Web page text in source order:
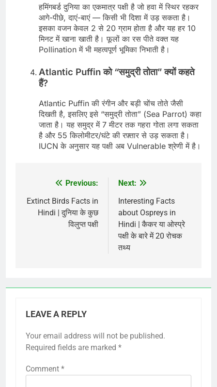
हमिंगबर्ड दुनिया का एकमात्र पक्षी है जो हवा में स्थिर रहकर
आगे-पीछे, दाएं-बाएं — किसी भी दिशा में उड़ सकता है।
इसका वजन केवल 2 से 20 ग्राम होता है और यह हर 10
मिनट में खाना खाती है। फूलों का रस पीते वक्त यह
Pollination में भी महत्वपूर्ण भूमिका निभाती है।
Atlantic Puffin को “समुद्री तोता” क्यों कहते
हैं?
Atlantic Puffin की रंगीन और बड़ी चोंच तोते जैसी
दिखती है, इसलिए इसे “समुद्री तोता” (Sea Parrot) कहा
जाता है। यह समुद्र में 7 मीटर तक गहरा गोता लगा सकता
है और 55 किलोमीटर/घंटे की रफ़्तार से उड़ सकता है।
IUCN के अनुसार यह पक्षी अब Vulnerable श्रेणी में है।
navigation
Previous:
Extinct Birds Facts in
Hindi | दुनिया के कुछ
विलुप्त पक्षी
Next:
Interesting Facts
about Ospreys in
Hindi | कैकर या ओस्प्रे
पक्षी के बारे में 20 रोचक
तथ्य
LEAVE A REPLY
Your email address will not be published.
Required fields are marked *
Comment *